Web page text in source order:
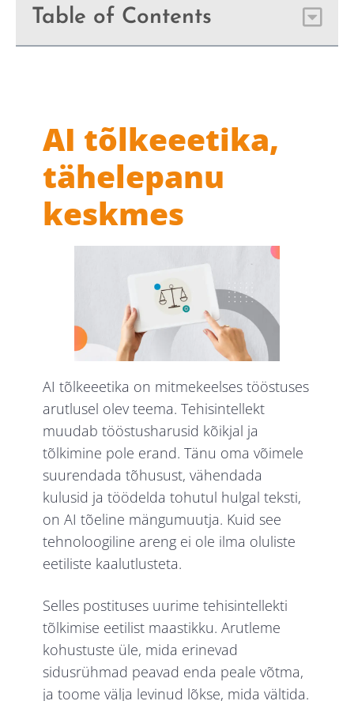
Table of Contents
AI tõlkeeetika,
tähelepanu
keskmes
AI tõlkeeetika on mitmekeelses tööstuses
arutlusel olev teema. Tehisintellekt
muudab tööstusharusid kõikjal ja
tõlkimine pole erand. Tänu oma võimele
suurendada tõhusust, vähendada
kulusid ja töödelda tohutul hulgal teksti,
on AI tõeline mängumuutja. Kuid see
tehnoloogiline areng ei ole ilma oluliste
eetiliste kaalutlusteta.
Selles postituses uurime tehisintellekti
tõlkimise eetilist maastikku. Arutleme
kohustuste üle, mida erinevad
sidusrühmad peavad enda peale võtma,
ja toome välja levinud lõkse, mida vältida.